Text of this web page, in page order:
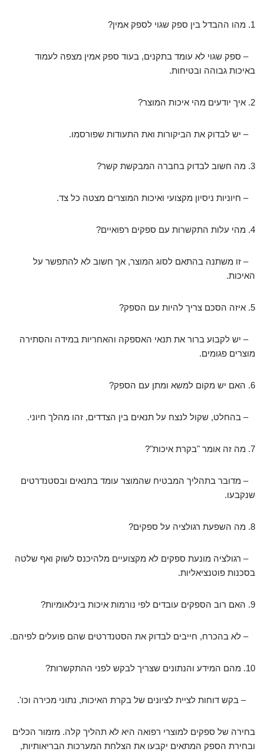
1. מהו ההבדל בין ספק שגוי לספק אמין?
– ספק שגוי לא עומד בתקנים, בעוד ספק אמין מצפה לעמוד
באיכות גבוהה ובטיחות.
2. איך יודעים מהי איכות המוצר?
– יש לבדוק את הביקורות ואת התעודות שפורסמו.
3. מה חשוב לבדוק בחברה המבקשת קשר?
– חיוניות ניסיון מקצועי ואיכות המוצרים מצטה כל צד.
4. מהי עלות התקשרות עם ספקים רפואיים?
– זו משתנה בהתאם לסוג המוצר, אך חשוב לא להתפשר על
האיכות.
5. איזה הסכם צריך להיות עם הספק?
– יש לקבוע ברור את תנאי האספקה והאחריות במידה והסתירה
מוצרים פגומים.
6. האם יש מקום למשא ומתן עם הספק?
– בהחלט, שקול לנצח על תנאים בין הצדדים, זהו מהלך חיוני.
7. מה זה אומר "בקרת איכות"?
– מדובר בתהליך המבטיח שהמוצר עומד בתנאים ובסטנדרטים
שנקבעו.
8. מה השפעת רגולציה על ספקים?
– רגולציה מונעת ספקים לא מקצועיים מלהיכנס לשוק ואף שלטה
בסכנות פוטנציאליות.
9. האם רוב הספקים עובדים לפי נורמות איכות בינלאומיות?
– לא בהכרח, חייבים לבדוק את הסטנדרטים שהם פועלים לפיהם.
10. מהם המידע והנתונים שצריך לבקש לפני ההתקשרות?
– בקש דוחות לציית לציונים של בקרת האיכות, נתוני מכירה וכו'.
בחירה של ספקים למוצרי רפואה היא לא תהליך קלה. מזמור הכלים
ובחירת הספק המתאים יקבעו את הצלחת המערכות הבריאותיות,